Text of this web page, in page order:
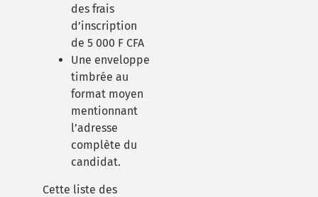
des frais
d’inscription
de 5 000 F CFA
Une enveloppe
timbrée au
format moyen
mentionnant
l’adresse
complète du
candidat.
Cette liste des